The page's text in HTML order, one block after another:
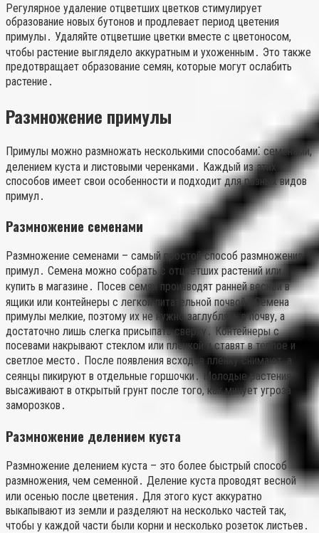
Регулярное удаление отцветших цветков стимулирует
образование новых бутонов и продлевает период цветения
примулы․ Удаляйте отцветшие цветки вместе с цветоносом,
чтобы растение выглядело аккуратным и ухоженным․ Это также
предотвращает образование семян, которые могут ослабить
растение․
Размножение примулы
Примулы можно размножать несколькими способами⁚ семенами,
делением куста и листовыми черенками․ Каждый из этих
способов имеет свои особенности и подходит для разных видов
примул․
Размножение семенами
Размножение семенами – самый простой способ размножения
примул․ Семена можно собрать с отцветших растений или
купить в магазине․ Посев семян производят ранней весной в
ящики или контейнеры с легкой питательной почвой․ Семена
примулы мелкие, поэтому их не нужно заглублять в почву, а
достаточно лишь слегка присыпать сверху․ Контейнеры с
посевами накрывают стеклом или пленкой и ставят в теплое и
светлое место․ После появления всходов пленку снимают, а
сеянцы пикируют в отдельные горшочки․ Молодые растения
высаживают в открытый грунт после того, как минует угроза
заморозков․
Размножение делением куста
Размножение делением куста – это более быстрый способ
размножения, чем семенной․ Деление куста проводят весной
или осенью после цветения․ Для этого куст аккуратно
выкапывают из земли и разделяют на несколько частей так,
чтобы у каждой части были корни и несколько розеток листьев․